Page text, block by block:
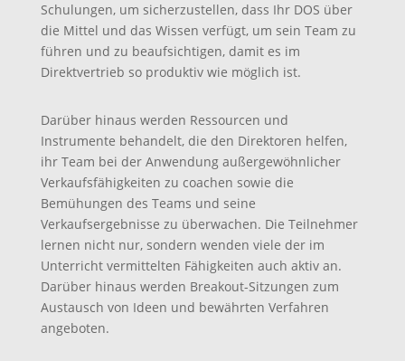
Schulungen, um sicherzustellen, dass Ihr DOS über
die Mittel und das Wissen verfügt, um sein Team zu
führen und zu beaufsichtigen, damit es im
Direktvertrieb so produktiv wie möglich ist.
Darüber hinaus werden Ressourcen und
Instrumente behandelt, die den Direktoren helfen,
ihr Team bei der Anwendung außergewöhnlicher
Verkaufsfähigkeiten zu coachen sowie die
Bemühungen des Teams und seine
Verkaufsergebnisse zu überwachen. Die Teilnehmer
lernen nicht nur, sondern wenden viele der im
Unterricht vermittelten Fähigkeiten auch aktiv an.
Darüber hinaus werden Breakout-Sitzungen zum
Austausch von Ideen und bewährten Verfahren
angeboten.